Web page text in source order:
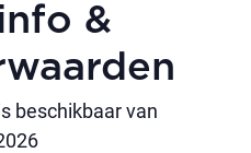
&
beschikbaar van